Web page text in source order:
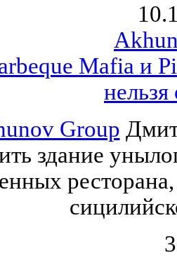
Mafia и
нельзя
Group
здание